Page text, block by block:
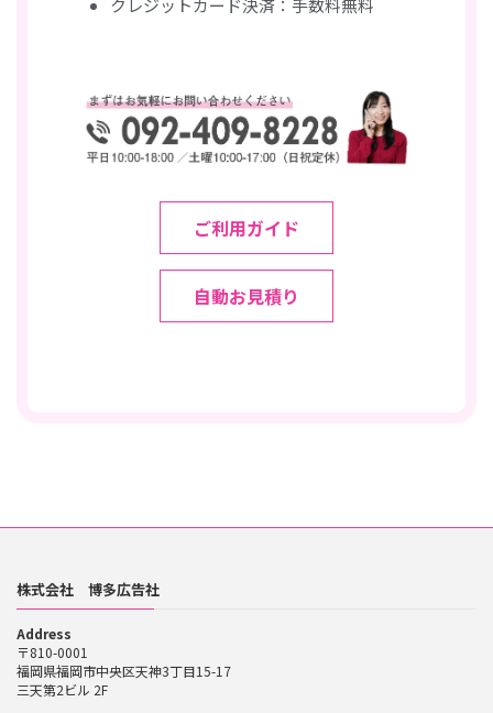
クレジットカード決済：手数料無料
ご利用ガイド
自動お見積り
株式会社 博多広告社
Address
〒810-0001
福岡県福岡市中央区天神3丁目15-17
三天第2ビル 2F